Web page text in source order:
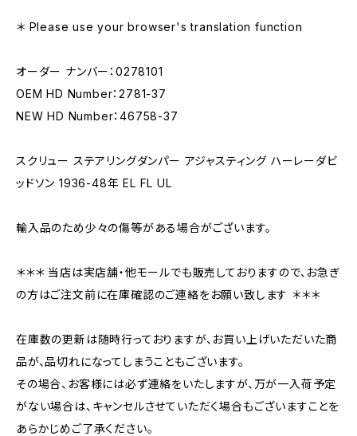
＊ Please use your browser's translation function
オーダー ナンバー：0278101
OEM HD Number：2781-37
NEW HD Number：46758-37
スクリュー ステアリングダンパー アジャスティング ハーレーダビ
ッドソン 1936-48年 EL FL UL
輸入品のため少々の傷等がある場合がございます。
＊＊＊ 当店は実店舗・他モールでも販売しておりますので、お急ぎ
の方はご注文前に在庫確認のご連絡をお願い致します ＊＊＊
在庫数の更新は随時行っておりますが、お買い上げいただいた商
品が、品切れになってしまうこともございます。
その場合、お客様には必ず連絡をいたしますが、万が一入荷予定
がない場合は、キャンセルさせていただく場合もございますことを
あらかじめご了承ください。